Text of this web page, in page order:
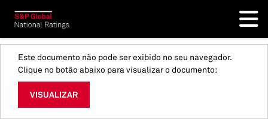
Este documento não pode ser exibido no seu navegador.
Clique no botão abaixo para visualizar o documento:
VISUALIZAR